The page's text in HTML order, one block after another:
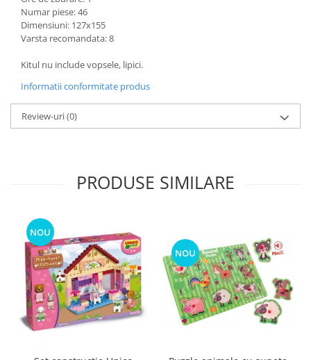
Numar piese: 46
Dimensiuni: 127x155
Varsta recomandata: 8
Kitul nu include vopsele, lipici.
Informatii conformitate produs
Review-uri(0)
PRODUSE SIMILARE
NOU
NOU